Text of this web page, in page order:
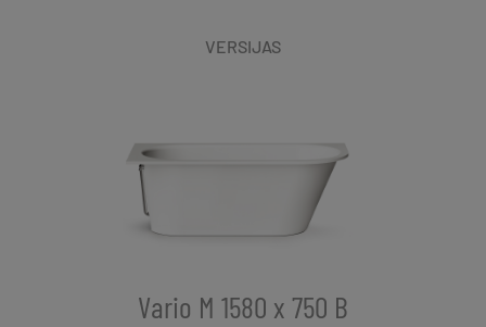
VERSIJAS
Vario M 1580 x 750 B